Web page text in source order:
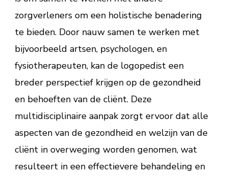
zorgverleners om een holistische benadering
te bieden. Door nauw samen te werken met
bijvoorbeeld artsen, psychologen, en
fysiotherapeuten, kan de logopedist een
breder perspectief krijgen op de gezondheid
en behoeften van de cliënt. Deze
multidisciplinaire aanpak zorgt ervoor dat alle
aspecten van de gezondheid en welzijn van de
cliënt in overweging worden genomen, wat
resulteert in een effectievere behandeling en